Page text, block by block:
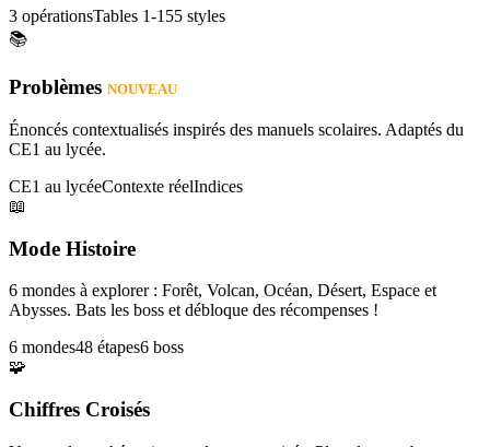
3 opérationsTables 1-155 styles
📚
Problèmes NOUVEAU
Énoncés contextualisés inspirés des manuels scolaires. Adaptés du
CE1 au lycée.
CE1 au lycéeContexte réelIndices
📖
Mode Histoire
6 mondes à explorer : Forêt, Volcan, Océan, Désert, Espace et
Abysses. Bats les boss et débloque des récompenses !
6 mondes48 étapes6 boss
🧩
Chiffres Croisés